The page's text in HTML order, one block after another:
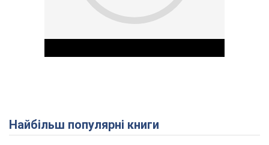
Play Video
Найбільш популярні книги